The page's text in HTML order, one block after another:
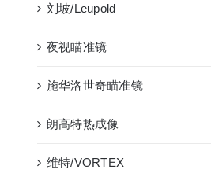
刘坡/Leupold
夜视瞄准镜
施华洛世奇瞄准镜
朗高特热成像
维特/VORTEX